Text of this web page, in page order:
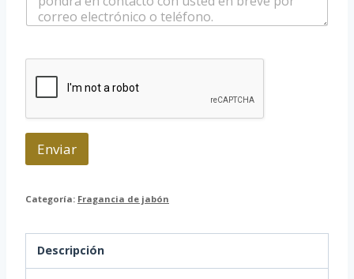
a
t
r
c
o
j
Enviar
Categoría: Fragancia de jabón
Descripción